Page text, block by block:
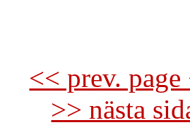
<< prev.
>> nästa